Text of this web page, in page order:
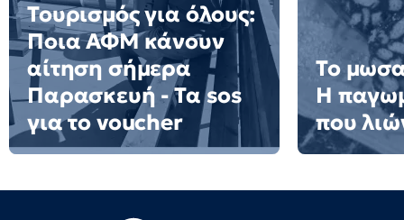
Τουρισμός για όλους:
Ποια ΑΦΜ κάνουν
αίτηση σήμερα
Παρασκευή - Τα sos
για το voucher
Το
Η
που